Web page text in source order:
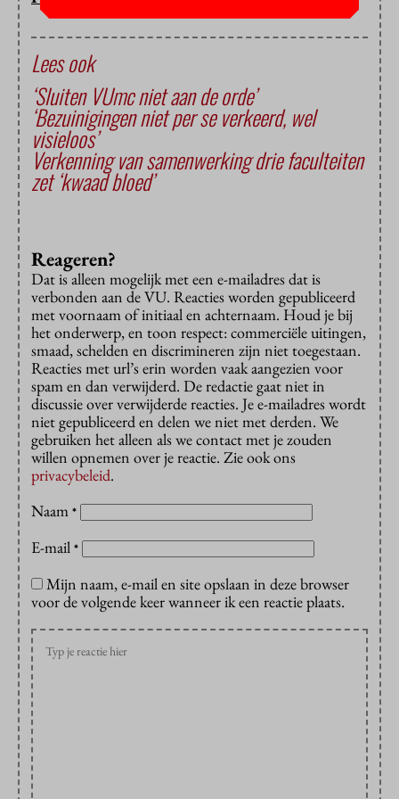
Lees ook
‘Sluiten VUmc niet aan de orde’
‘Bezuinigingen niet per se verkeerd, wel
visieloos’
Verkenning van samenwerking drie faculteiten
zet ‘kwaad bloed’
Reageren?
Dat is alleen mogelijk met een e-mailadres dat is
verbonden aan de VU. Reacties worden gepubliceerd
met voornaam of initiaal en achternaam. Houd je bij
het onderwerp, en toon respect: commerciële uitingen,
smaad, schelden en discrimineren zijn niet toegestaan.
Reacties met url’s erin worden vaak aangezien voor
spam en dan verwijderd. De redactie gaat niet in
discussie over verwijderde reacties. Je e-mailadres wordt
niet gepubliceerd en delen we niet met derden. We
gebruiken het alleen als we contact met je zouden
willen opnemen over je reactie. Zie ook ons
privacybeleid.
Naam *
E-mail *
Mijn naam, e-mail en site opslaan in deze browser
voor de volgende keer wanneer ik een reactie plaats.